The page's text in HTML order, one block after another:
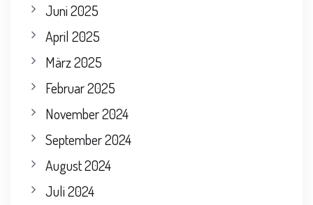
Juni 2025
April 2025
März 2025
Februar 2025
November 2024
September 2024
August 2024
Juli 2024